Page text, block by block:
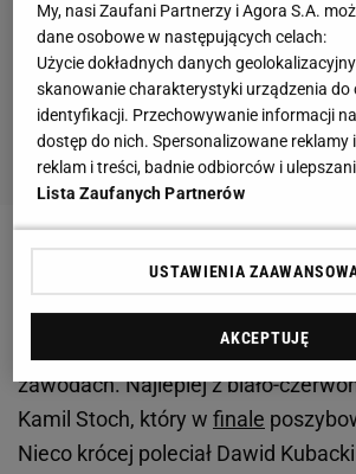
Druga seria w komplecie
W drugiej serii oglądaliśmy już
która była w stanie wywalczyć
zawodach. Najlepiej z biało-
Kamil Stoch, który w finale
Nieco krócej poleciał Dawid
My, nasi Zaufani Partnerzy i Agora S.A.
dane osobowe w następujących celach:
Użycie dokładnych danych
skanowanie charakterystyki urządzenia do
identyfikacji. Przechowywanie informacji
dostęp do nich. Spersonalizowane reklamy
reklam i treści, badnie odbiorców i
Lista Zaufanych Partnerów
USTAWIENIA
AKCEPTUJĘ